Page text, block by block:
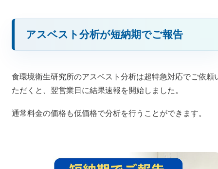
アスベスト分析が短納期でご報告
食環境衛生研究所のアスベスト分析は超特急対応でご依頼
ただくと、翌営業日に結果速報を開始しました。
通常料金の価格も低価格で分析を行うことができます。